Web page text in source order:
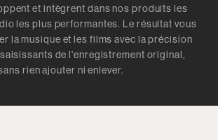
et intègrent dans nos produits les
les plus performantes. Le résultat vous
la musique et les films avec la précision
de l'enregistrement original,
rien ajouter ni enlever.